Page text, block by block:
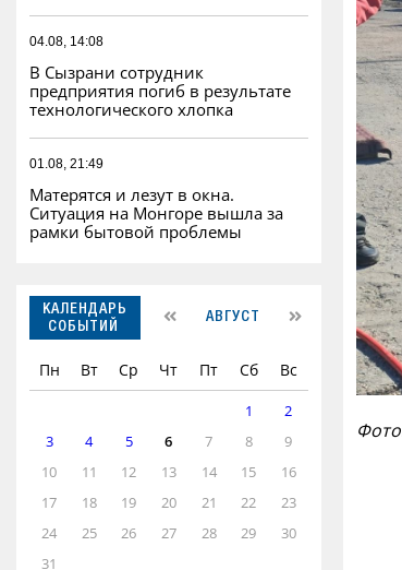
04.08, 14:08
В Сызрани сотрудник
предприятия погиб в результате
технологического хлопка
01.08, 21:49
Матерятся и лезут в окна.
Ситуация на Монгоре вышла за
рамки бытовой проблемы
КАЛЕНДАРЬ
СОБЫТИЙ
АВГУСТ
Пн Вт Ср Чт Пт Сб Вс
1
2
3
4 5 6 7 8
9
10
11 12 13 14 15
16
17
18 19 20 21 22
23
24
25 26 27 28 29
30
31